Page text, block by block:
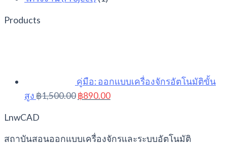
Products
คู่มือ: ออกแบบเครื่องจักรอัตโนมัติขั้น
สูง฿1,500.00Original
฿890.00Current
LnwCAD
สถาบันสอนออกแบบเครื่องจักรและระบบอัตโนมัติ